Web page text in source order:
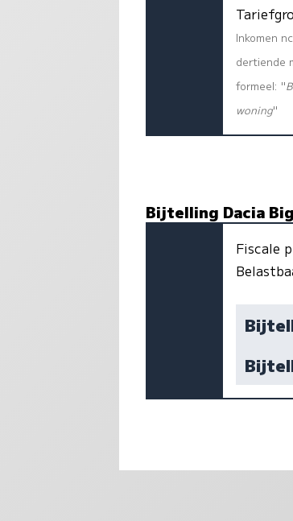
Inkomen
dertiende
formeel: "
woning"
Bijtelling Dacia
Fiscale